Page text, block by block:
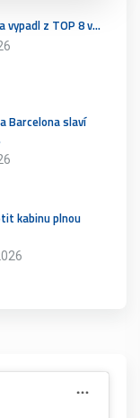
vypadl z TOP 8 v…
Barcelona slaví
kabinu plnou